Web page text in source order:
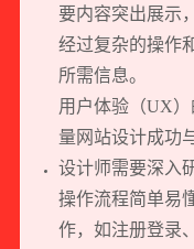
要内容突出展示
经过复杂的操作
所需信息。
用户体验（UX
量 网站设计成功
设计师需要深入
操作流程简单易
作，如注册登录